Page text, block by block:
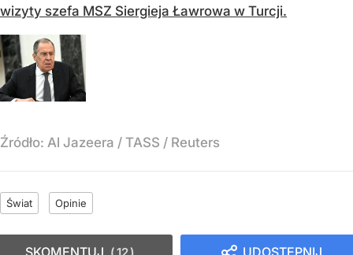
wizyty szefa MSZ Siergieja Ławrowa w Turcji.
Źródło: Al Jazeera / TASS / Reuters
Świat Opinie
UDOSTĘPNIJ
SKOMENTUJ